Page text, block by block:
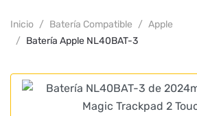
Inicio Batería Compatible
Apple
Batería Apple NL40BAT-3